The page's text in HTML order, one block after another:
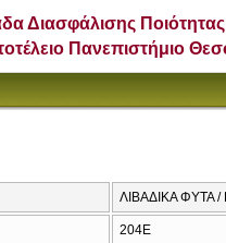
Διασφάλισης Ποιότητας
Πανεπιστήμιο
ΛΙΒΑΔΙΚΑ ΦΥΤΑ /
204Ε